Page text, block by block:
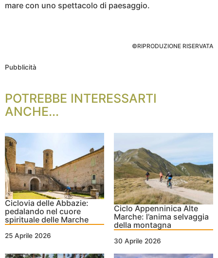
mare con uno spettacolo di paesaggio.
©RIPRODUZIONE RISERVATA
Pubblicità
POTREBBE INTERESSARTI
ANCHE...
Ciclovia delle Abbazie:
pedalando nel cuore
spirituale delle Marche
25 Aprile 2026
Ciclo Appenninica Alte
Marche: l’anima selvaggia
della montagna
30 Aprile 2026